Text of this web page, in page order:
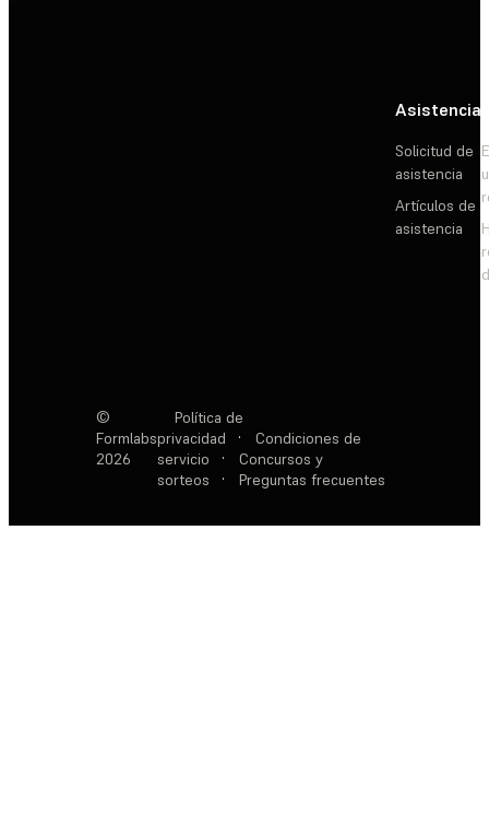
Asistencia
Solicitud de
asistencia
Artículos de
asistencia
©
Formlabs
2026
Política de
privacidad
·
Condiciones de
servicio
·
Concursos y
sorteos
· Preguntas frecuentes